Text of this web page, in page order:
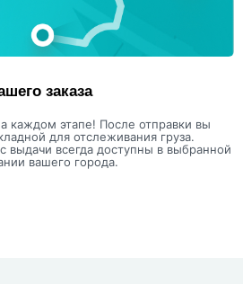
заказа
каждом этапе! После отправки вы
для отслеживания груза.
выдачи всегда доступны в выбранной
вашего города.